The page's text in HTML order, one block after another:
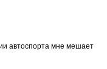
автоспорта мне мешает